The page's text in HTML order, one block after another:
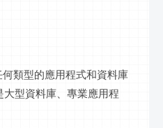
何類型的應用程式和資料庫
型資料庫、專業應用程